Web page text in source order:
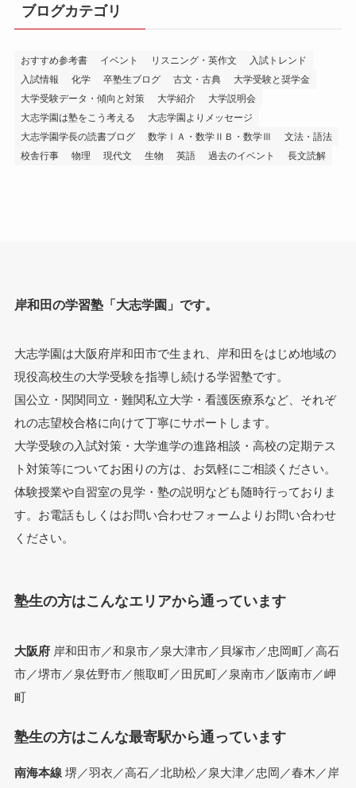
ブログカテゴリ
おすすめ参考書 イベント リスニング・英作文
入試トレンド
入試情報
化学 卒塾生ブログ 古文・古典
大学受験と奨学金
大学受験データ・傾向と対策
大学紹介
大学説明会
大志学園は塾をこう考える
大志学園よりメッセージ
大志学園学長の読書ブログ
数学ⅠＡ・数学ⅡＢ・数学Ⅲ
文法・語法
校舎行事
物理 現代文 生物 英語 過去のイベント 長文読解
岸和田の学習塾「大志学園」です。
大志学園は大阪府岸和田市で生まれ、岸和田をはじめ地域の
現役高校生の大学受験を指導し続ける学習塾です。
国公立・関関同立・難関私立大学・看護医療系など、それぞ
れの志望校合格に向けて丁寧にサポートします。
大学受験の入試対策・大学進学の進路相談・高校の定期テス
ト対策等についてお困りの方は、お気軽にご相談ください。
体験授業や自習室の見学・塾の説明なども随時行っておりま
す。お電話もしくはお問い合わせフォームよりお問い合わせ
ください。
塾生の方はこんなエリアから通っています
大阪府岸和田市／和泉市／泉大津市／貝塚市／忠岡町／高石
市／堺市／泉佐野市／熊取町／田尻町／泉南市／阪南市／岬
町
塾生の方はこんな最寄駅から通っています
南海本線堺／羽衣／高石／北助松／泉大津／忠岡／春木／岸